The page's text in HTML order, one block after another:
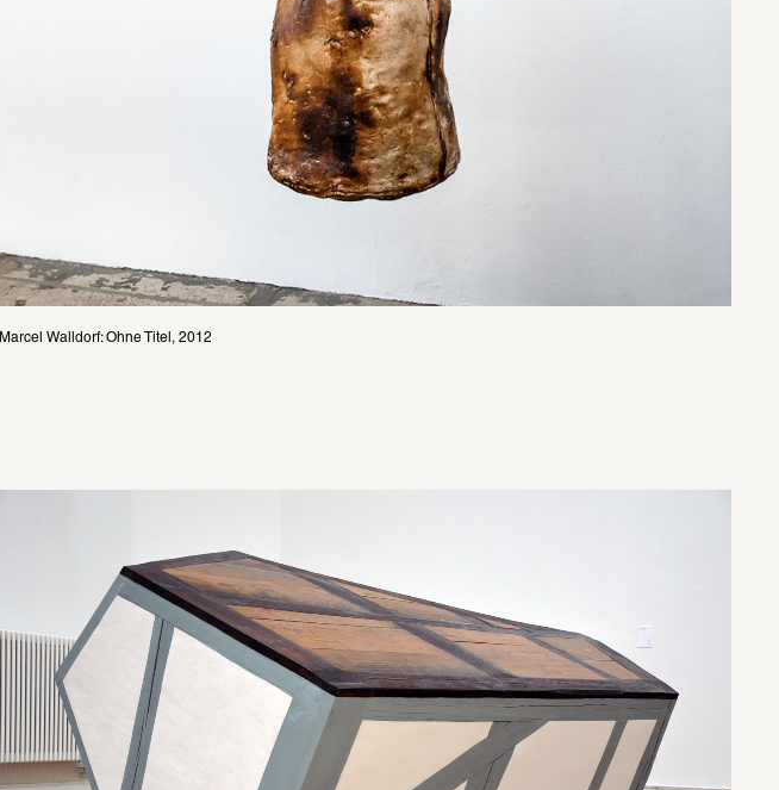
Marcel Walldorf: Ohne Titel, 2012